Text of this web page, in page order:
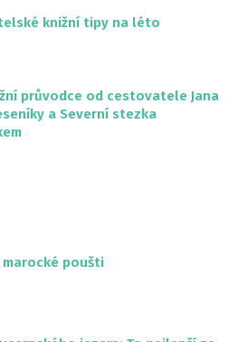
knižní tipy na léto
průvodce od cestovatele Jana
a Severní stezka
marocké poušti